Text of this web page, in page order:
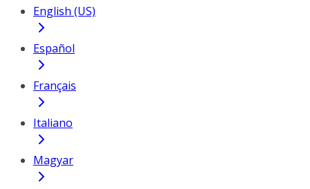
English (US)
Español
Français
Italiano
Magyar